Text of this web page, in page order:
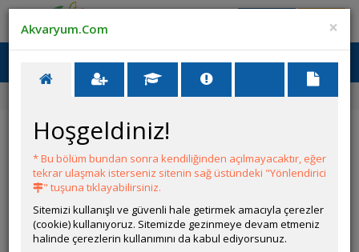
Ana Menü
Ana Sayfa
Forum Üye Profili
ÖZELLİKLER
×
Akvaryum.Com
Hoşgeldiniz!
* Bu bölüm bundan sonra kendiliğinden açılmayacaktır, eğer
tekrar ulaşmak isterseniz sitenin sağ üstündeki "Yönlendirici
" tuşuna tıklayabilirsiniz.
Sitemizi kullanışlı ve güvenli hale getirmek amacıyla çerezler
(cookie) kullanıyoruz. Sitemizde gezinmeye devam etmeniz
halinde çerezlerin kullanımını da kabul ediyorsunuz.